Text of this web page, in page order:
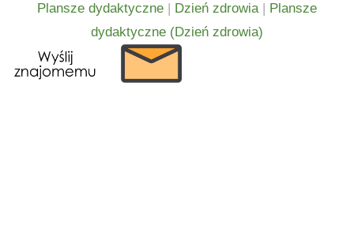
Plansze dydaktyczne | Dzień zdrowia| Plansze
dydaktyczne (Dzień zdrowia)